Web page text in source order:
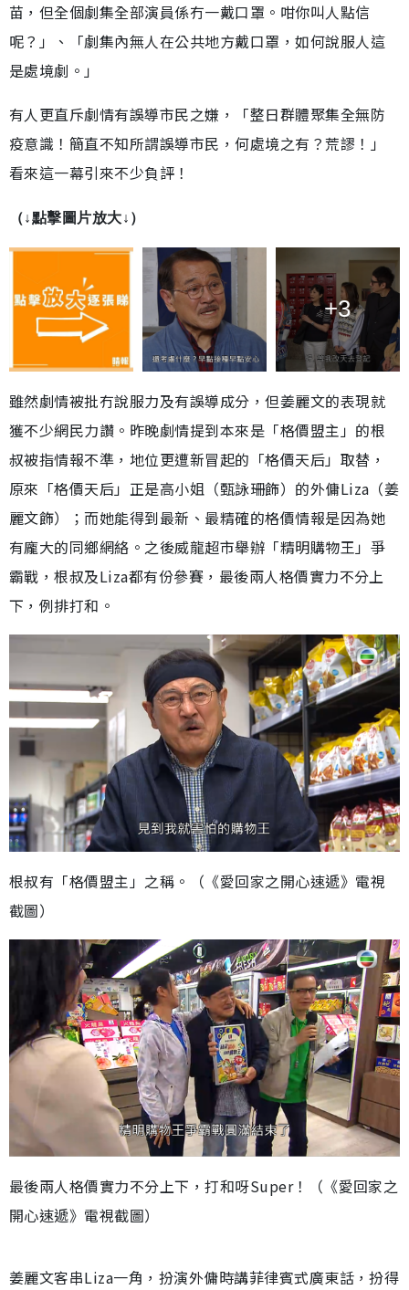
苗，但全個劇集全部演員係冇一戴口罩。咁你叫人點信
呢？」、「劇集內無人在公共地方戴口罩，如何說服人這
是處境劇。」
有人更直斥劇情有誤導市民之嫌，「整日群體聚集全無防
疫意識！簡直不知所謂誤導市民，何處境之有？荒謬！」
看來這一幕引來不少負評！
（↓點擊圖片放大↓）
+3
雖然劇情被批冇說服力及有誤導成分，但姜麗文的表現就
獲不少網民力讚。昨晚劇情提到本來是「格價盟主」的根
叔被指情報不準，地位更遭新冒起的「格價天后」取替，
原來「格價天后」正是高小姐（甄詠珊飾）的外傭Liza（姜
麗文飾）；而她能得到最新、最精確的格價情報是因為她
有龐大的同鄉網絡。之後威龍超市舉辦「精明購物王」爭
霸戰，根叔及Liza都有份參賽，最後兩人格價實力不分上
下，例排打和。
根叔有「格價盟主」之稱。（《愛回家之開心速遞》電視
截圖）
最後兩人格價實力不分上下，打和呀Super！（《愛回家之
開心速遞》電視截圖）
姜麗文客串Liza一角，扮演外傭時講菲律賓式廣東話，扮得